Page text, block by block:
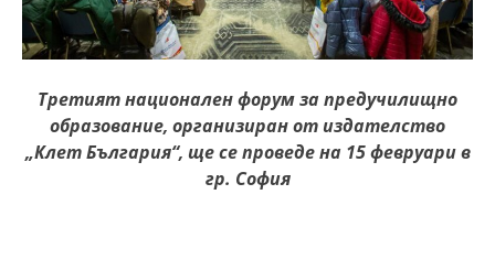
Третият национален форум за предучилищно
образование, организиран от издателство
„Клет България“, ще се проведе на 15 февруари в
гр. София